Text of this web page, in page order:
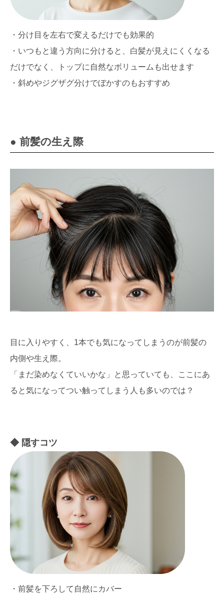
・分け目を左右で変えるだけでも効果的
・いつもと違う方向に分けると、白髪が見えにくくなる
だけでなく、トップに自然なボリュームも出せます
・斜めやジグザグ分けでぼかすのもおすすめ
● 前髪の生え際
目に入りやすく、1本でも気になってしまうのが前髪の
内側や生え際。
「まだ染めなくていいかな」と思っていても、ここにあ
ると気になってつい触ってしまう人も多いのでは？
隠すコツ
・前髪を下ろして自然にカバー